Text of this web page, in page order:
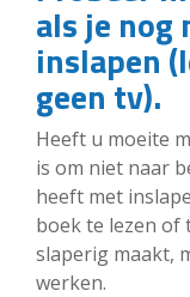
als je
inslapen
geen tv).
Heeft u moeite
is om niet naar
heeft met
boek te lezen of
slaperig maakt,
werken.